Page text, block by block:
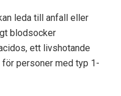
leda till anfall eller
blodsocker
ett livshotande
personer med typ 1-